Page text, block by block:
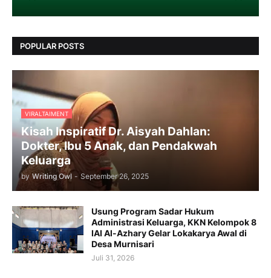
POPULAR POSTS
VIRALTAIMENT
Kisah Inspiratif Dr. Aisyah Dahlan:
Dokter, Ibu 5 Anak, dan Pendakwah
Keluarga
by Writing Owl - September 26, 2025
Usung Program Sadar Hukum
Administrasi Keluarga, KKN Kelompok 8
IAI Al-Azhary Gelar Lokakarya Awal di
Desa Murnisari
Juli 31, 2026